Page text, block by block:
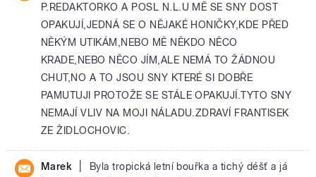
P.REDAKTORKO A POSL N.L.U MĚ SE SNY DOST
OPAKUJÍ,JEDNÁ SE O NĚJAKÉ HONIČKY,KDE PŘED
NĚKÝM UTIKÁM,NEBO MĚ NĚKDO NĚCO
KRADE,NEBO NĚCO JÍM,ALE NEMÁ TO ŽÁDNOU
CHUT,NO A TO JSOU SNY KTERÉ SI DOBŘE
PAMUTUJI PROTOŽE SE STÁLE OPAKUJÍ.TYTO SNY
NEMAJÍ VLIV NA MOJI NÁLADU.ZDRAVÍ FRANTISEK
ZE ŽIDLOCHOVIC.
Marek
Byla tropická letní bouřka a tichý déšť a já